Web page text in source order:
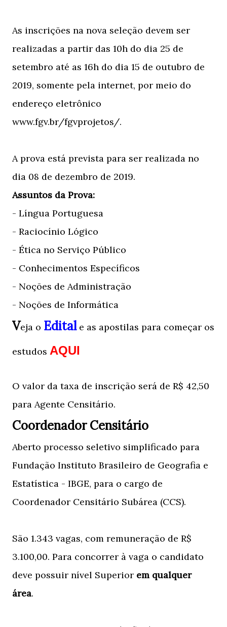
As inscrições na nova seleção devem ser
realizadas a partir das 10h do dia 25 de
setembro até as 16h do dia 15 de outubro de
2019, somente pela internet, por meio do
endereço eletrônico
www.fgv.br/fgvprojetos/.
A prova está prevista para ser realizada no
dia 08 de dezembro de 2019.
Assuntos da Prova:
- Língua Portuguesa
- Raciocínio Lógico
- Ética no Serviço Público
- Conhecimentos Específicos
- Noções de Administração
- Noções de Informática
Veja o Editale as apostilas para começar os
estudos AQUI
O valor da taxa de inscrição será de R$ 42,50
para Agente Censitário.
Coordenador Censitário
Aberto processo seletivo simplificado para
Fundação Instituto Brasileiro de Geografia e
Estatística - IBGE, para o cargo de
Coordenador Censitário Subárea (CCS).
São 1.343 vagas, com remuneração de R$
3.100,00. Para concorrer à vaga o candidato
deve possuir nível Superior em qualquer
área.